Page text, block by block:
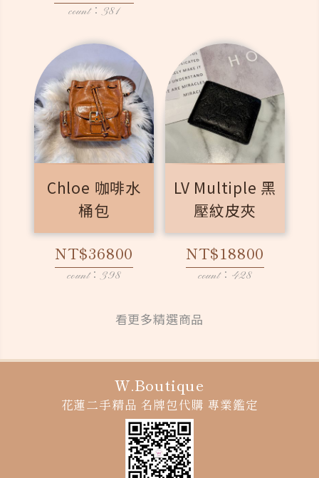
count：381
Chloe 咖啡水
桶包
NT$36800
count：398
LV Multiple 黑
壓紋皮夾
NT$18800
count：428
看更多精選商品
W.Boutique
花蓮二手精品 名牌包代購 專業鑑定